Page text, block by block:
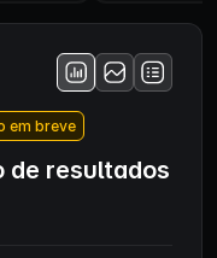
em breve
de resultados